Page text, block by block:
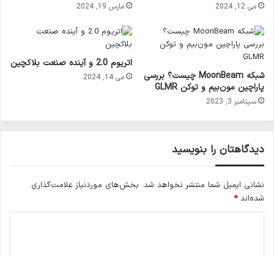
می 12, 2024 مارس 19, 2024
شبکه MoonBeam چیست؟ بررسی
پاراچین مون‌بیم و توکن GLMR
سپتامبر 3, 2023
اتریوم 2.0 و آینده صنعت بلاکچین
می 14, 2024
دیدگاهتان را بنویسید
نشانی ایمیل شما منتشر نخواهد شد. بخش‌های موردنیاز علامت‌گذاری
شده‌اند*